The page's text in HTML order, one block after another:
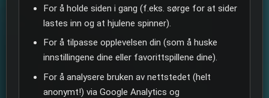
For å holde siden i gang (f.eks. sørge for at sider
lastes inn og at hjulene spinner).
For å tilpasse opplevelsen din (som å huske
innstillingene dine eller favorittspillene dine).
For å analysere bruken av nettstedet (helt
anonymt!) via Google Analytics og